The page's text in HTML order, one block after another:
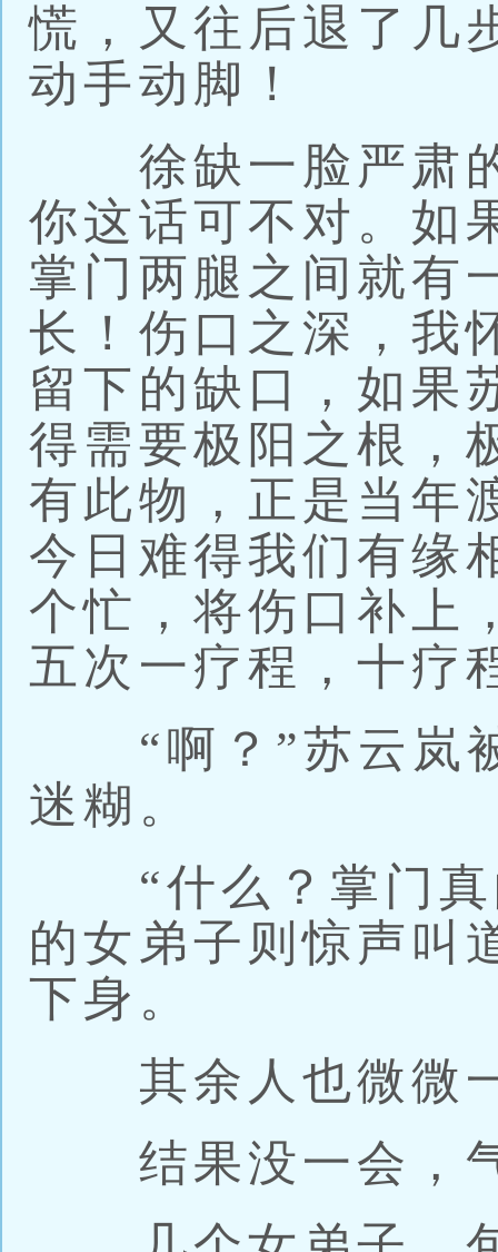
慌，又往后退了几
动手动脚！
徐缺一脸严肃的
你这话可不对。如
掌门两腿之间就有
长！伤口之深，我
留下的缺口，如果
得需要极阳之根，
有此物，正是当年
今日难得我们有缘
个忙，将伤口补上
五次一疗程，十疗
“啊？”苏云岚
迷糊。
“什么？掌门真
的女弟子则惊声叫
下身。
其余人也微微
结果没一会，